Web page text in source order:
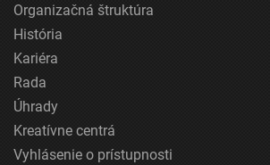
Organizačná štruktúra
História
Kariéra
Rada
Úhrady
Kreatívne centrá
Vyhlásenie o prístupnosti